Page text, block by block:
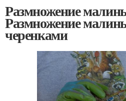
Размножение
Размножение
черенками